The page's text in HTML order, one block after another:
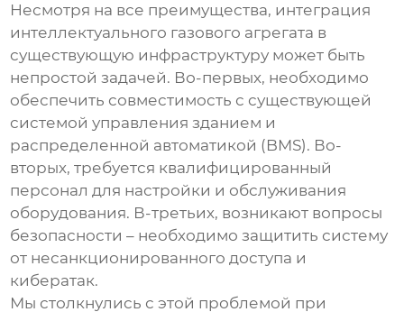
Несмотря на все преимущества, интеграция
интеллектуального газового агрегата в
существующую инфраструктуру может быть
непростой задачей. Во-первых, необходимо
обеспечить совместимость с существующей
системой управления зданием и
распределенной автоматикой (BMS). Во-
вторых, требуется квалифицированный
персонал для настройки и обслуживания
оборудования. В-третьих, возникают вопросы
безопасности – необходимо защитить систему
от несанкционированного доступа и
кибератак.
Мы столкнулись с этой проблемой при